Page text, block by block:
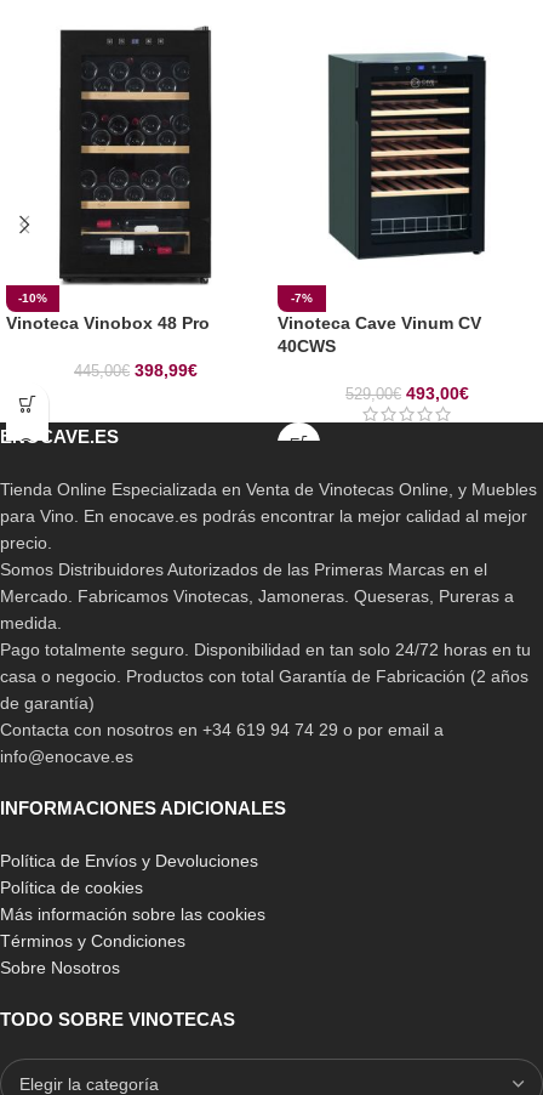
-10%
Vinoteca Vinobox 48 Pro
445,00€ 398,99€
-7%
Vinoteca Cave Vinum CV
40CWS
529,00€ 493,00€
ENOCAVE.ES
Tienda Online Especializada en Venta de Vinotecas Online, y Muebles
para Vino. En enocave.es podrás encontrar la mejor calidad al mejor
precio.
Somos Distribuidores Autorizados de las Primeras Marcas en el
Mercado. Fabricamos Vinotecas, Jamoneras. Queseras, Pureras a
medida.
Pago totalmente seguro. Disponibilidad en tan solo 24/72 horas en tu
casa o negocio. Productos con total Garantía de Fabricación (2 años
de garantía)
Contacta con nosotros en +34 619 94 74 29 o por email a
info@enocave.es
INFORMACIONES ADICIONALES
Política de Envíos y Devoluciones
Política de cookies
Más información sobre las cookies
Términos y Condiciones
Sobre Nosotros
TODO SOBRE VINOTECAS